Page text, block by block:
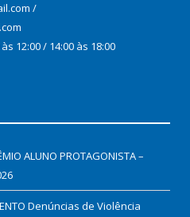
/
12:00 / 14:00 às 18:00
ALUNO PROTAGONISTA –
Denúncias de Violência